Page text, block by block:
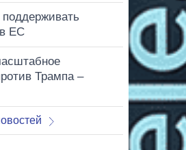
ЕС
Трампа –